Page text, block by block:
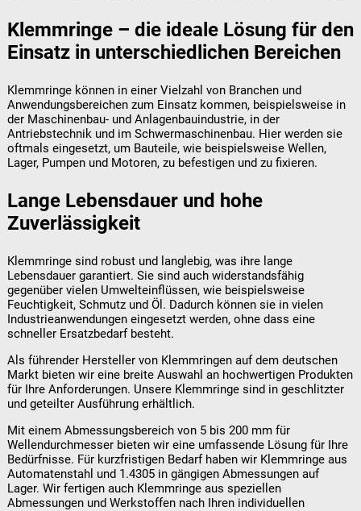
Klemmringe – die ideale Lösung für den
Einsatz in unterschiedlichen Bereichen
Klemmringe können in einer Vielzahl von Branchen und
Anwendungsbereichen zum Einsatz kommen, beispielsweise in
der Maschinenbau- und Anlagenbauindustrie, in der
Antriebstechnik und im Schwermaschinenbau. Hier werden sie
oftmals eingesetzt, um Bauteile, wie beispielsweise Wellen,
Lager, Pumpen und Motoren, zu befestigen und zu fixieren.
Lange Lebensdauer und hohe
Zuverlässigkeit
Klemmringe sind robust und langlebig, was ihre lange
Lebensdauer garantiert. Sie sind auch widerstandsfähig
gegenüber vielen Umwelteinflüssen, wie beispielsweise
Feuchtigkeit, Schmutz und Öl. Dadurch können sie in vielen
Industrieanwendungen eingesetzt werden, ohne dass eine
schneller Ersatzbedarf besteht.
Als führender Hersteller von Klemmringen auf dem deutschen
Markt bieten wir eine breite Auswahl an hochwertigen Produkten
für Ihre Anforderungen. Unsere Klemmringe sind in geschlitzter
und geteilter Ausführung erhältlich.
Mit einem Abmessungsbereich von 5 bis 200 mm für
Wellendurchmesser bieten wir eine umfassende Lösung für Ihre
Bedürfnisse. Für kurzfristigen Bedarf haben wir Klemmringe aus
Automatenstahl und 1.4305 in gängigen Abmessungen auf
Lager. Wir fertigen auch Klemmringe aus speziellen
Abmessungen und Werkstoffen nach Ihren individuellen